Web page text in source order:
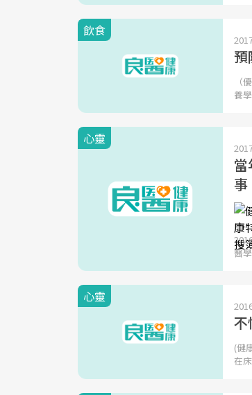
飲食
（
養
心靈
醫
心靈
(健
在